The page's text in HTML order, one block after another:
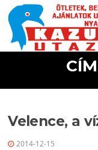
Ugrás a tartalomra
Velence, a
2014-12-15